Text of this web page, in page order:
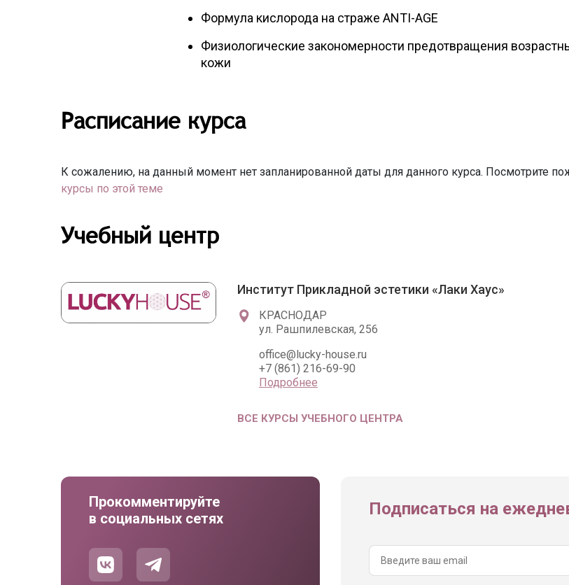
Формула кислорода на страже ANTI-AGE
Физиологические закономерности предотвращения
кожи
Расписание курса
К сожалению, на данный момент нет запланированной даты для данного курса. Посмотрите
курсы по этой теме
Учебный центр
Институт Прикладной эстетики «Лаки Хаус»
КРАСНОДАР
ул. Рашпилевская, 256
office@lucky-house.ru
+7 (861) 216-69-90
Подробнее
ВСЕ КУРСЫ УЧЕБНОГО ЦЕНТРА
Прокомментируйте
в социальных сетях
Подписаться на